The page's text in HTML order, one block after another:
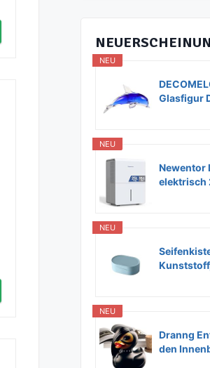
NEU
Glasfigur
NEU
Newentor
elektrisch
NEU
NEU
Dranng
den